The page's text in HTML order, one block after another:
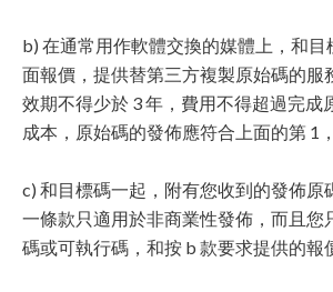
b) 在通常用作軟體交換的媒體上，和
面報價，提供替第三方複製原始碼的服
效期不得少於 3 年，費用不得超過完成
成本，原始碼的發佈應符合上面的第 1
c) 和目標碼一起，附有您收到的發佈原
一條款只適用於非商業性發佈，而且您
碼或可執行碼，和按 b 款要求提供的報